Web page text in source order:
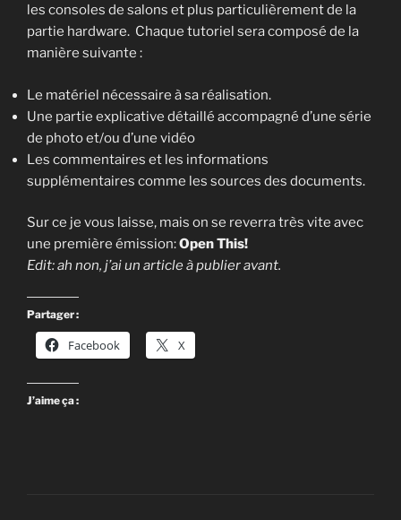
les consoles de salons et plus particulièrement de la
partie hardware. Chaque tutoriel sera composé de la
manière suivante :
Le matériel nécessaire à sa réalisation.
Une partie explicative détaillé accompagné d’une série
de photo et/ou d’une vidéo
Les commentaires et les informations
supplémentaires comme les sources des documents.
Sur ce je vous laisse, mais on se reverra très vite avec
une première émission:Open This!
Edit: ah non, j’ai un article à publier avant.
Partager :
Facebook X
J’aime ça :